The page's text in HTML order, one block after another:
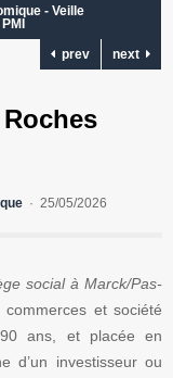
- Veille
prev
next
25/05/2026
social à Marck/Pas-
et société
ans, et placée en
d’un investisseur ou